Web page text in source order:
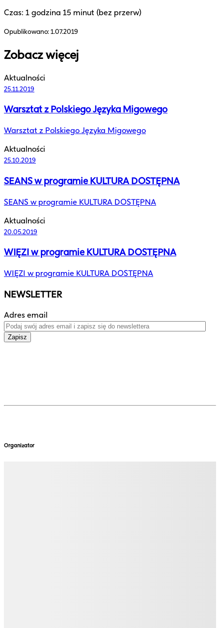
Czas: 1 godzina 15 minut (bez przerw)
Opublikowano:1.07.2019
Zobacz więcej
Aktualności
25.11.2019
Warsztat z Polskiego Języka Migowego
Warsztat z Polskiego Języka Migowego
Aktualności
25.10.2019
SEANS w programie KULTURA DOSTĘPNA
SEANS w programie KULTURA DOSTĘPNA
Aktualności
20.05.2019
WIĘZI w programie KULTURA DOSTĘPNA
WIĘZI w programie KULTURA DOSTĘPNA
NEWSLETTER
Adres email
Zapisz
Organizator